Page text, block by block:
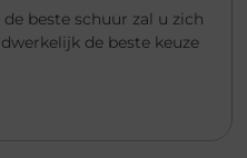
beste schuur zal u zich
de beste keuze